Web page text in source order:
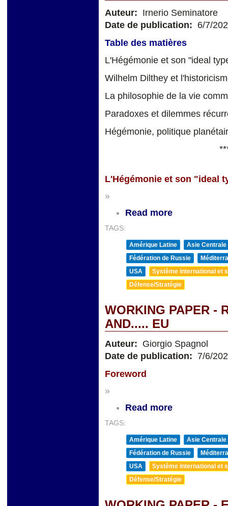
Auteur: Irnerio Seminatore
Date de publication: 6/7/
Table des matières
L'Hégémonie et son "ideal
Wilhelm Dilthey et
La philosophie de la vie
Paradoxes et dilemmes
Hégémonie, politique
L'Hégémonie et son "ideal
»
Read more
TAGS:
Amérique Latine
Asie Centrale
Fédération de Russie
USA
Système international et
Défense/Stratégie
WORKING PAPER -
AND..... EU
Auteur: Giorgio Spagnol
Date de publication: 7/6/
Foreword
»
Read more
TAGS:
Amérique Latine
Asie Centrale
Fédération de Russie
USA
Système international et
Défense/Stratégie